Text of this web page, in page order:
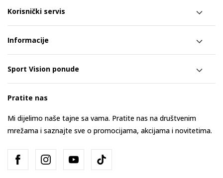
Korisnički servis
Informacije
Sport Vision ponude
Pratite nas
Mi dijelimo naše tajne sa vama. Pratite nas na društvenim
mrežama i saznajte sve o promocijama, akcijama i novitetima.